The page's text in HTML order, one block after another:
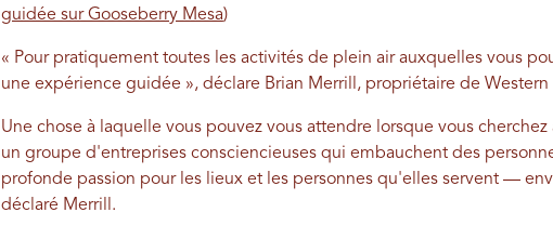
guidée sur Gooseberry Mesa)
« Pour pratiquement toutes les activités de plein air auxquelles vous
une expérience guidée », déclare Brian Merrill, propriétaire de Western
Une chose à laquelle vous pouvez vous attendre lorsque vous
un groupe d'entreprises consciencieuses qui embauchent des
profonde passion pour les lieux et les personnes qu'elles servent —
déclaré Merrill.